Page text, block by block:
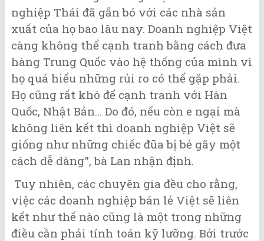
nghiệp Thái đã gắn bó với các nhà sản
xuất của họ bao lâu nay. Doanh nghiệp Việt
càng không thể cạnh tranh bằng cách đưa
hàng Trung Quốc vào hệ thống của mình vì
họ quá hiểu những rủi ro có thể gặp phải.
Họ cũng rất khó để cạnh tranh với Hàn
Quốc, Nhật Bản... Do đó, nếu còn e ngại mà
không liên kết thì doanh nghiệp Việt sẽ
giống như những chiếc đũa bị bẻ gãy một
cách dễ dàng", bà Lan nhận định.
Tuy nhiên, các chuyên gia đều cho rằng,
việc các doanh nghiệp bán lẻ Việt sẽ liên
kết như thế nào cũng là một trong những
điều cần phải tính toán kỹ lưỡng. Bởi trước